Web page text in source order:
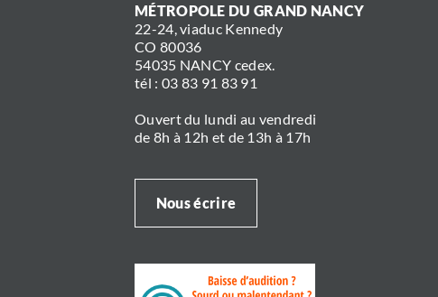
MÉTROPOLE DU GRAND NANCY
22-24, viaduc Kennedy
CO 80036
54035 NANCY cedex.
tél : 03 83 91 83 91
Ouvert du lundi au vendredi
de 8h à 12h et de 13h à 17h
Nous écrire